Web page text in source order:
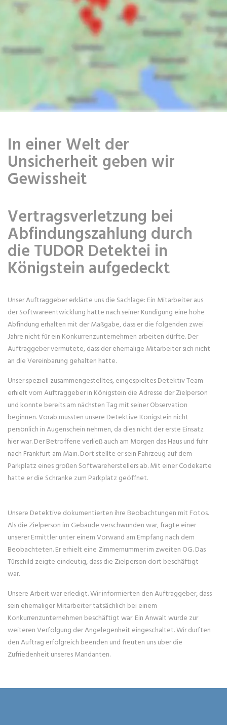
In einer Welt der
Unsicherheit geben wir
Gewissheit
Vertragsverletzung bei
Abfindungszahlung durch
die TUDOR Detektei in
Königstein aufgedeckt
Unser Auftraggeber erklärte uns die Sachlage: Ein Mitarbeiter aus
der Softwareentwicklung hatte nach seiner Kündigung eine hohe
Abfindung erhalten mit der Maßgabe, dass er die folgenden zwei
Jahre nicht für ein Konkurrenzunternehmen arbeiten dürfte. Der
Auftraggeber vermutete, dass der ehemalige Mitarbeiter sich nicht
an die Vereinbarung gehalten hatte.
Unser speziell zusammengestelltes, eingespieltes Detektiv Team
erhielt vom Auftraggeber in Königstein die Adresse der Zielperson
und konnte bereits am nächsten Tag mit seiner Observation
beginnen. Vorab mussten unsere Detektive Königstein nicht
persönlich in Augenschein nehmen, da dies nicht der erste Einsatz
hier war. Der Betroffene verließ auch am Morgen das Haus und fuhr
nach Frankfurt am Main. Dort stellte er sein Fahrzeug auf dem
Parkplatz eines großen Softwareherstellers ab. Mit einer Codekarte
hatte er die Schranke zum Parkplatz geöffnet.
Unsere Detektive dokumentierten ihre Beobachtungen mit Fotos.
Als die Zielperson im Gebäude verschwunden war, fragte einer
unserer Ermittler unter einem Vorwand am Empfang nach dem
Beobachteten. Er erhielt eine Zimmernummer im zweiten OG. Das
Türschild zeigte eindeutig, dass die Zielperson dort beschäftigt
war.
Unsere Arbeit war erledigt. Wir informierten den Auftraggeber, dass
sein ehemaliger Mitarbeiter tatsächlich bei einem
Konkurrenzunternehmen beschäftigt war. Ein Anwalt wurde zur
weiteren Verfolgung der Angelegenheit eingeschaltet. Wir durften
den Auftrag erfolgreich beenden und freuten uns über die
Zufriedenheit unseres Mandanten.